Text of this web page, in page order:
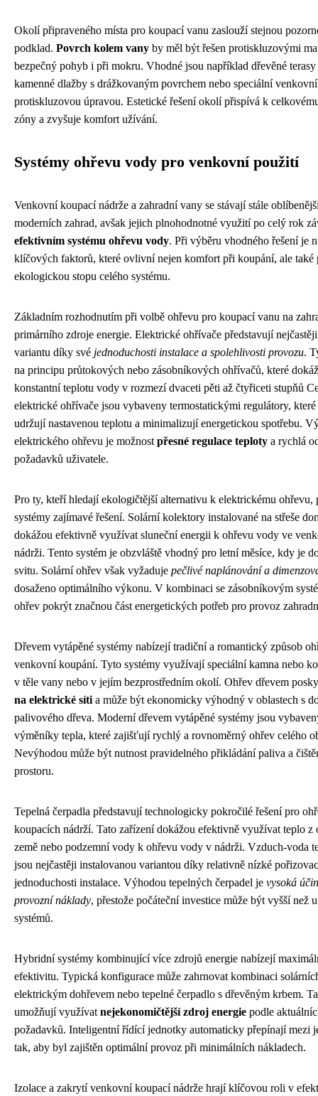
Okolí připraveného místa pro koupací vanu zaslouží stejnou
podklad. Povrch kolem vany by měl být řešen protiskluzovými
bezpečný pohyb i při mokru. Vhodné jsou například dřevěné
kamenné dlažby s drážkovaným povrchem nebo speciální
protiskluzovou úpravou. Estetické řešení okolí přispívá k
zóny a zvyšuje komfort užívání.
Systémy ohřevu vody pro venkovní použití
Venkovní koupací nádrže a zahradní vany se stávají stále
moderních zahrad, avšak jejich plnohodnotné využití po celý rok
efektivním systému ohřevu vody. Při výběru vhodného řešení je
klíčových faktorů, které ovlivní nejen komfort při koupání, ale také
ekologickou stopu celého systému.
Základním rozhodnutím při volbě ohřevu pro koupací vanu na
primárního zdroje energie. Elektrické ohřívače představují
variantu díky své jednoduchosti instalace a spolehlivosti provozu.
na principu průtokových nebo zásobníkových ohřívačů, které
konstantní teplotu vody v rozmezí dvaceti pěti až čtyřiceti stupňů
elektrické ohřívače jsou vybaveny termostatickými regulátory,
udržují nastavenou teplotu a minimalizují energetickou spotřebu.
elektrického ohřevu je možnost přesné regulace teploty a rychlá
požadavků uživatele.
Pro ty, kteří hledají ekologičtější alternativu k elektrickému ohřevu,
systémy zajímavé řešení. Solární kolektory instalované na střeše
dokážou efektivně využívat sluneční energii k ohřevu vody ve
nádrži. Tento systém je obzvláště vhodný pro letní měsíce, kdy je
svitu. Solární ohřev však vyžaduje pečlivé naplánování a
dosaženo optimálního výkonu. V kombinaci se zásobníkovým
ohřev pokrýt značnou část energetických potřeb pro provoz
Dřevem vytápěné systémy nabízejí tradiční a romantický způsob
venkovní koupání. Tyto systémy využívají speciální kamna nebo
v těle vany nebo v jejím bezprostředním okolí. Ohřev dřevem
na elektrické síti a může být ekonomicky výhodný v oblastech s
palivového dřeva. Moderní dřevem vytápěné systémy jsou
výměníky tepla, které zajišťují rychlý a rovnoměrný ohřev celého
Nevýhodou může být nutnost pravidelného přikládání paliva a
prostoru.
Tepelná čerpadla představují technologicky pokročilé řešení pro
koupacích nádrží. Tato zařízení dokážou efektivně využívat teplo
země nebo podzemní vody k ohřevu vody v nádrži. Vzduch-voda
jsou nejčastěji instalovanou variantou díky relativně nízké
jednoduchosti instalace. Výhodou tepelných čerpadel je vysoká
provozní náklady, přestože počáteční investice může být vyšší než
systémů.
Hybridní systémy kombinující více zdrojů energie nabízejí
efektivitu. Typická konfigurace může zahrnovat kombinaci
elektrickým dohřevem nebo tepelné čerpadlo s dřevěným krbem.
umožňují využívat nejekonomičtější zdroj energie podle
požadavků. Inteligentní řídící jednotky automaticky přepínají mezi
tak, aby byl zajištěn optimální provoz při minimálních nákladech.
Izolace a zakrytí venkovní koupací nádrže hrají klíčovou roli v